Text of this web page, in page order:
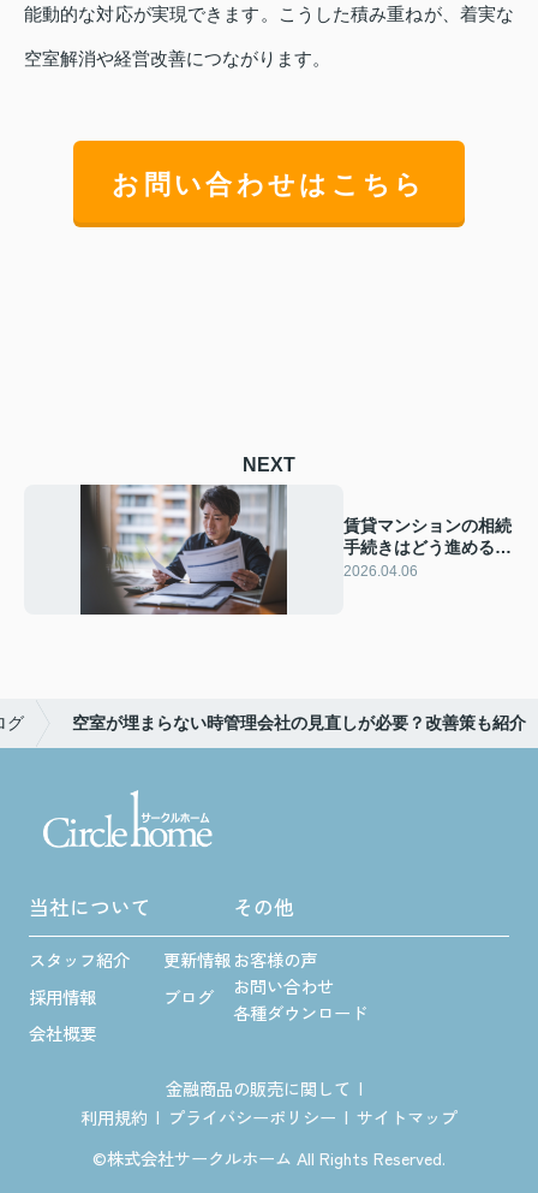
能動的な対応が実現できます。こうした積み重ねが、着実な
空室解消や経営改善につながります。
お問い合わせはこちら
NEXT
賃貸マンションの相続
手続きはどう進める？
全体の流れを押さえて
2026.04.06
グ 空室が埋まらない時管理会社の見直しが必要？改善策も紹介
当社について
スタッフ紹介
更新情報
採用情報
ブログ
会社概要
その他
お客様の声
お問い合わせ
各種ダウンロード
金融商品の販売に関して
利用規約
プライバシーポリシー
サイトマップ
©株式会社サークルホーム All Rights Reserved.